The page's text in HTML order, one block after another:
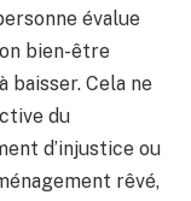
évalue
bien-être
baisser. Cela ne
du
d’injustice ou
rêvé,